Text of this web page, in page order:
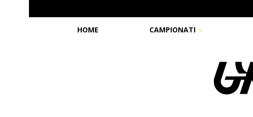
HOME CAMPIONATI